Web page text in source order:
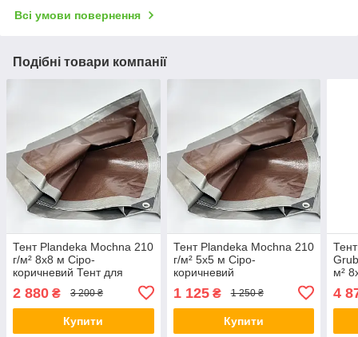
Всі умови повернення
Подібні товари компанії
Тент Plandeka Mochna 210
г/м² 8х8 м Сіро-
коричневий Тент для
для будівництва
2 880 ₴ 3 200 ₴
Купити
Тент Plandeka Mochna 210
г/м² 5х5 м Сіро-
коричневий
Тарпауліновий тент для
господарства Захисний
тент від дощу
1 125₴ 1 250 ₴
Купити
м²
4